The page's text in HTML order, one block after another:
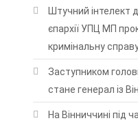
Штучний інтелект
єпархії УПЦ МП
кримінальну
Заступником
стане генерал із
На Вінниччині під